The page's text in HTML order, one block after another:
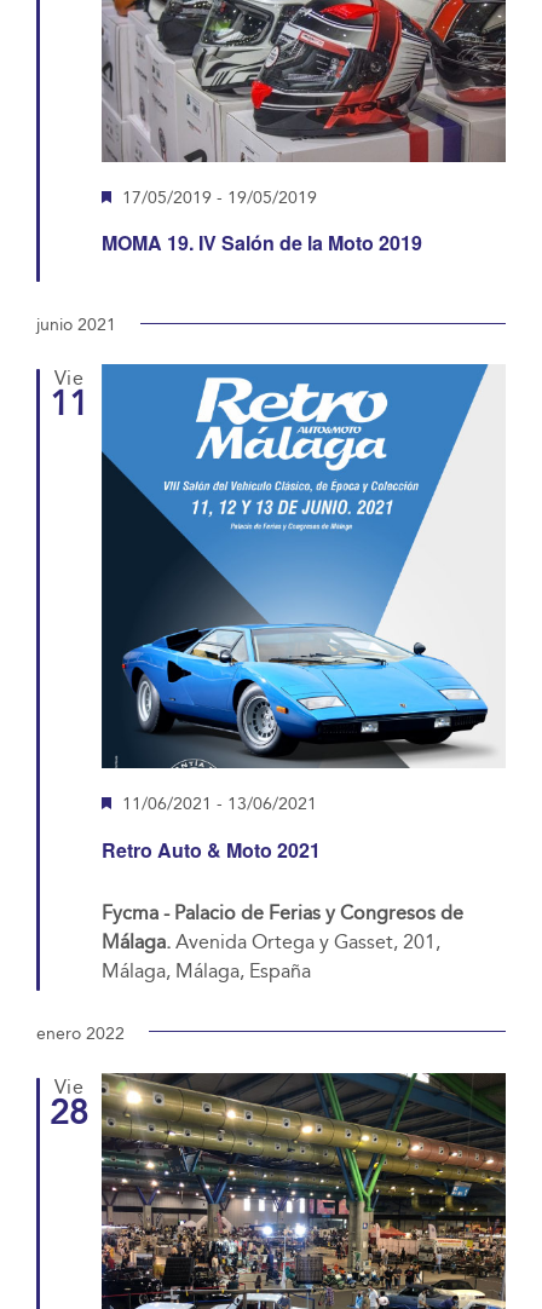
MOMA 19. IV Salón de la Moto 2019
Destacado
17/05/2019 - 19/05/2019
junio 2021
Vie
11
Retro Auto & Moto 2021
Destacado
11/06/2021 - 13/06/2021
Fycma - Palacio de Ferias y Congresos de
Málaga. Avenida Ortega y Gasset, 201,
Málaga, Málaga, España
enero 2022
Vie
28